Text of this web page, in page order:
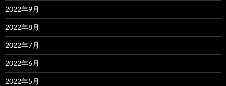
2022年9月
2022年8月
2022年7月
2022年6月
2022年5月